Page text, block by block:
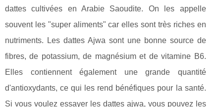
dattes cultivées en Arabie Saoudite. On les appelle
souvent les "super aliments" car elles sont très riches en
nutriments. Les dattes Ajwa sont une bonne source de
fibres, de potassium, de magnésium et de vitamine B6.
Elles contiennent également une grande quantité
d'antioxydants, ce qui les rend bénéfiques pour la santé.
Si vous voulez essayer les dattes ajwa, vous pouvez les